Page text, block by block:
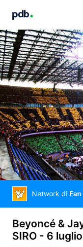
Network di
Beyoncé &
SIRO - 6